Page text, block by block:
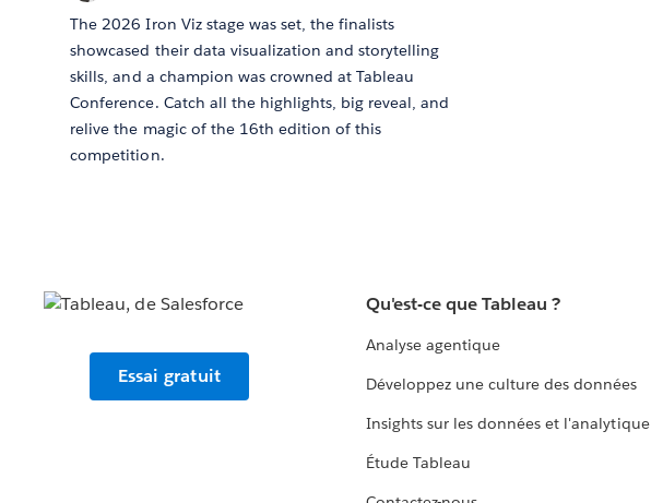
The 2026 Iron Viz stage was set, the finalists
showcased their data visualization and storytelling
skills, and a champion was crowned at Tableau
Conference. Catch all the highlights, big reveal, and
relive the magic of the 16th edition of this
competition.
Essai gratuit
Qu'est-ce que Tableau ?
Analyse agentique
Développez une culture des données
Insights sur les données et l'analytique
Étude Tableau